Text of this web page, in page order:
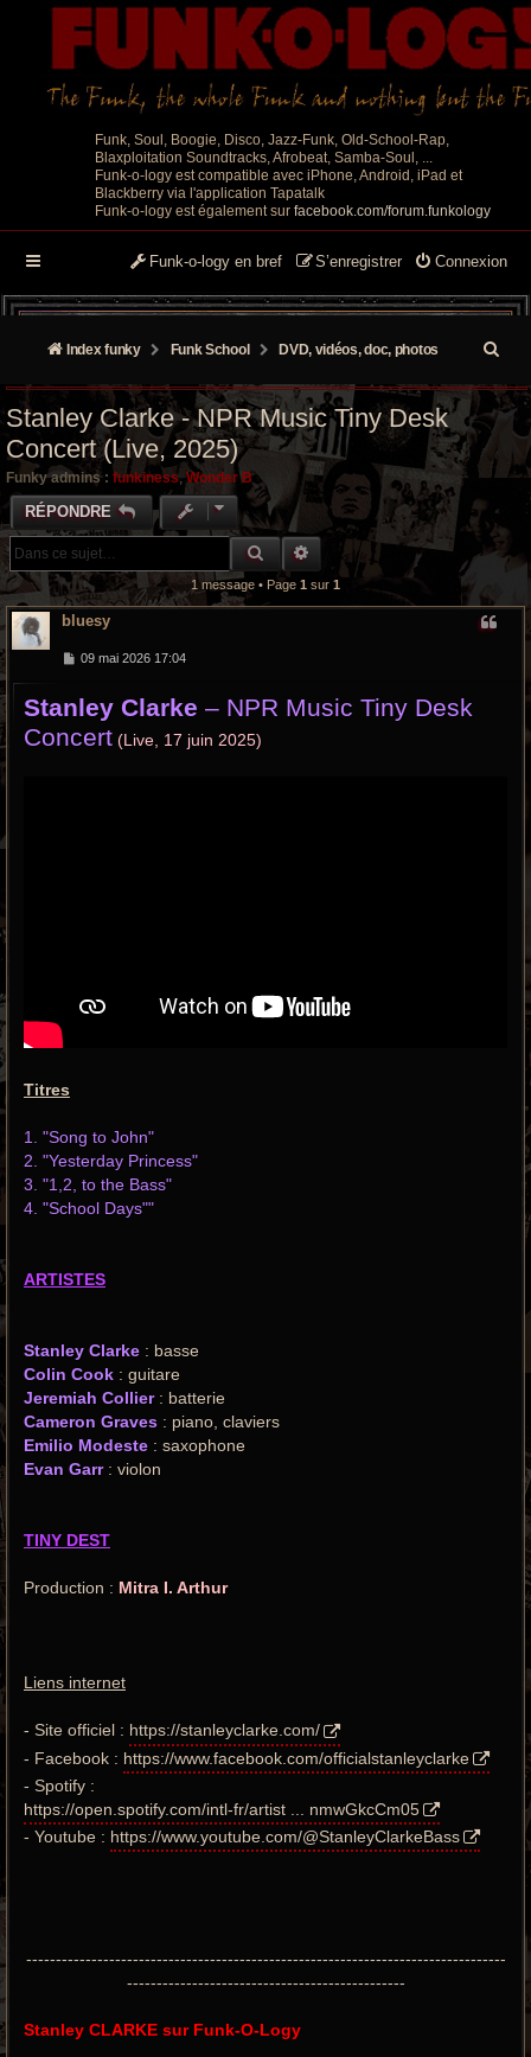
Funk, Soul, Boogie, Disco, Jazz-Funk, Old-School-Rap,
Blaxploitation Soundtracks, Afrobeat, Samba-Soul, ...
Funk-o-logy est compatible avec iPhone, Android, iPad et
Blackberry via l'application Tapatalk
Funk-o-logy est également sur facebook.com/forum.funkology
Connexion
S’enregistrer
Funk-o-logy en bref
Index funky Funk School DVD, vidéos, doc, photos
e
r
Stanley Clarke - NPR Music Tiny Desk
Concert (Live, 2025)
Funky admins : funkiness,Wonder B
RÉPONDRE
RECHERCHE GROOVY
RECHERCHE AVANCÉE
1 message • Page 1 sur 1
bluesy
M
s
a
g
e
09 mai 2026 17:04
Stanley Clarke – NPR Music Tiny Desk
Concert (Live, 17 juin 2025)
Titres
1. "Song to John"
2. "Yesterday Princess"
3. "1,2, to the Bass"
4. "School Days""
ARTISTES
Stanley Clarke : basse
Colin Cook : guitare
Jeremiah Collier: batterie
Cameron Graves : piano, claviers
Emilio Modeste : saxophone
Evan Garr: violon
TINY DEST
Production : Mitra I. Arthur
Liens internet
- Site officiel : https://stanleyclarke.com/
- Facebook : https://www.facebook.com/officialstanleyclarke
- Spotify :
https://open.spotify.com/intl-fr/artist ... nmwGkcCm05
- Youtube : https://www.youtube.com/@StanleyClarkeBass
---------------------------------------------------------------------------------
-----------------------------------------------
Stanley CLARKE sur Funk-O-Logy